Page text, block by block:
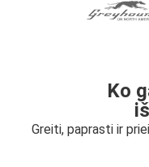
Ko
Greiti, paprasti ir